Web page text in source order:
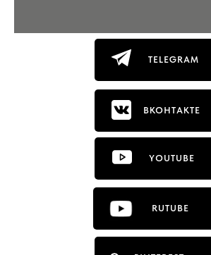
TELEGRAM
YOUTUBE
ВКОНТАКТЕ
RUTUBE